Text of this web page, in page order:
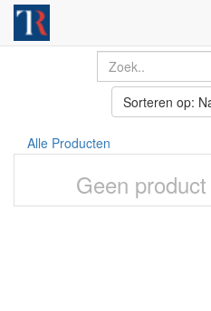
Sorteren op:
Alle Producten
Geen